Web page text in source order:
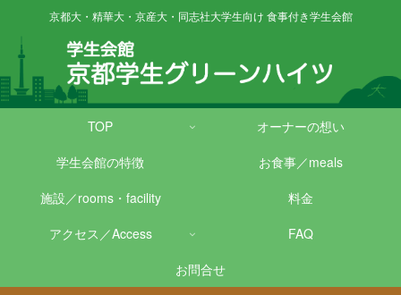
京都大・精華大・京産大・同志社大学生向け 食事付き学生会館
TOP
オーナーの想い
学生会館の特徴
お食事／meals
施設／rooms・facility
料金
アクセス／Access
FAQ
お問合せ